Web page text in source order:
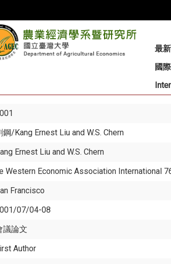
最
國
鋼/Kang Ernest Liu and W.S. Chern
Ernest Liu and W.S. Chern
Western Economic Association International
Francisco
07/04-08
議論文
Author